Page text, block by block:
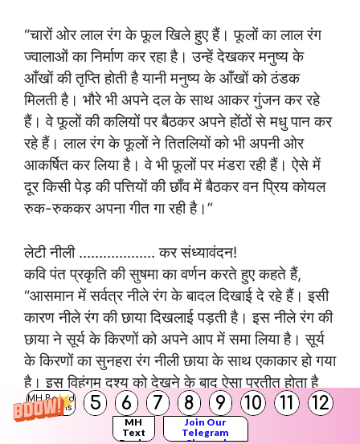
MH Board
Solutions
5 6 7 8 9 10 11 12
MH
Text
Join Our
Telegram
“चारों ओर लाल रंग के फूल खिले हुए हैं। फूलों का लाल रंग
ज्वालाओं का निर्माण कर रहा है। उन्हें देखकर मनुष्य के
आँखों की तृप्ति होती है यानी मनुष्य के आँखों को ठंडक
मिलती है। भौरे भी अपने दल के साथ आकर गुंजन कर रहे
हैं। वे फूलों की कलियों पर बैठकर अपने होंठों से मधु पान कर
रहे हैं। लाल रंग के फूलों ने तितलियों को भी अपनी ओर
आकर्षित कर लिया है। वे भी फूलों पर मंडरा रही हैं। ऐसे में
दूर किसी पेड़ की पत्तियों की छाँव में बैठकर वन प्रिय कोयल
रुक-रुककर अपना गीत गा रही है।”
लेटी नीली ………………. कर संध्यावंदन!
कवि पंत प्रकृति की सुषमा का वर्णन करते हुए कहते हैं,
“आसमान में सर्वत्र नीले रंग के बादल दिखाई दे रहे हैं। इसी
कारण नीले रंग की छाया दिखलाई पड़ती है। इस नीले रंग की
छाया ने सूर्य के किरणों को अपने आप में समा लिया है। सूर्य
के किरणों का सुनहरा रंग नीली छाया के साथ एकाकार हो गया
है। इस विहंगम दृश्य को देखने के बाद ऐसा प्रतीत होता है
कि नीले व सुनहरे रंग का आवरण निश्चल तरंग की तरह
आसमान में निर्माण हुआ है।